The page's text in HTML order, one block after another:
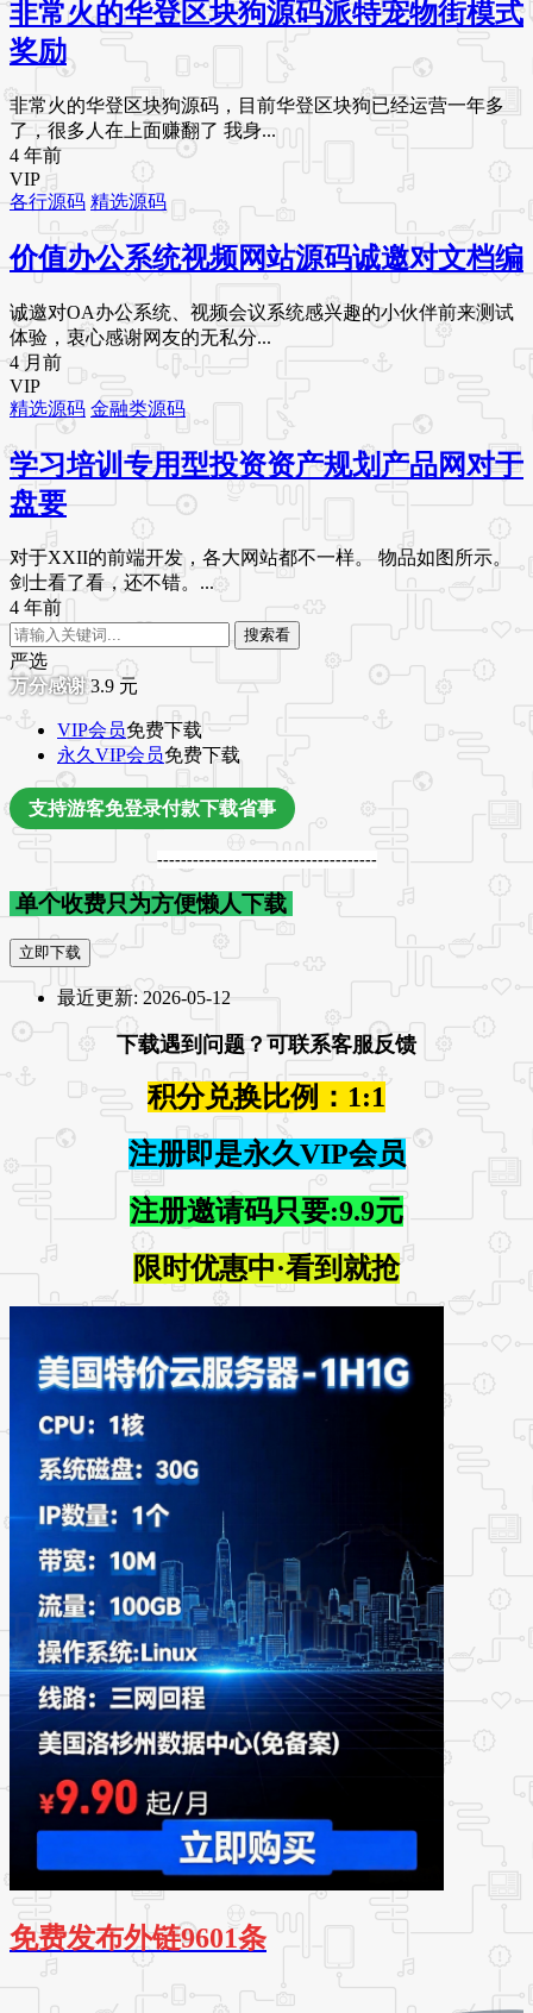
非常火的华登区块狗源码派特宠物街模式
奖励
非常火的华登区块狗源码，目前华登区块狗已经运营一年多
了，很多人在上面赚翻了 我身...
4 年前
VIP
各行源码 精选源码
价值办公系统视频网站源码诚邀对文档编
诚邀对OA办公系统、视频会议系统感兴趣的小伙伴前来测试
体验，衷心感谢网友的无私分...
4 月前
VIP
精选源码 金融类源码
学习培训专用型投资资产规划产品网对于
盘要
对于XXII的前端开发，各大网站都不一样。 物品如图所示。
剑士看了看，还不错。...
4 年前
搜索看
严选
3.9 元
VIP会员免费下载
永久VIP会员免费下载
支持游客免登录付款下载省事
-------------------------------------
单个收费只为方便懒人下载
立即下载
最近更新: 2026-05-12
下载遇到问题？可联系客服反馈
积分兑换比例：1:1
注册即是永久VIP会员
注册邀请码只要:9.9元
限时优惠中·看到就抢
免费发布外链9601条